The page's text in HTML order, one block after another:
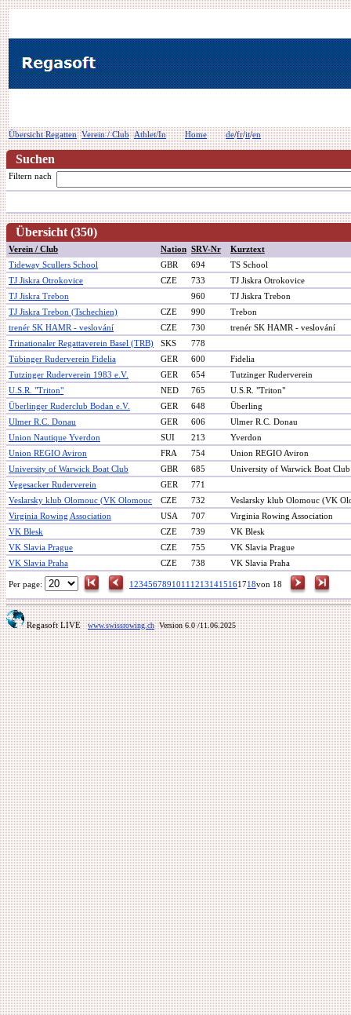
Übersicht Regatten Verein / Club Athlet/In Home de/fr/it/en
Suchen
Filtern nach
Übersicht (350)
Verein / Club Nation SRV-Nr
Kurztext
Tideway Scullers School
GBR 694
TS School
TJ Jiskra Otrokovice
CZE 733
TJ Jiskra Otrokovice
TJ Jiskra Trebon
960
TJ Jiskra Trebon
TJ Jiskra Trebon (Tschechien)
CZE 990
Trebon
trenér SK HAMR - veslování
CZE 730
trenér SK HAMR - veslování
Trinationaler Regattaverein Basel (TRB)
SKS
778
Tübinger Ruderverein Fidelia
GER 600
Fidelia
Tutzinger Ruderverein 1983 e.V.
GER 654
Tutzinger Ruderverein
U.S.R. "Triton"
NED 765
U.S.R. "Triton"
Überlinger Ruderclub Bodan e.V.
GER 648
Überling
Ulmer R.C. Donau
GER 606
Ulmer R.C. Donau
Union Nautique Yverdon
SUI 213
Yverdon
Union REGIO Aviron
FRA 754
Union REGIO Aviron
University of Warwick Boat Club
GBR 685
University of Warwick Boat
Vegesacker Ruderverein
GER
771
Veslarsky klub Olomouc (VK Olomouc
CZE 732
Veslarsky klub Olomouc (VK
Virginia Rowing Association
USA 707
Virginia Rowing Association
VK Blesk
CZE 739
VK Blesk
VK Slavia Prague
CZE 755
VK Slavia Prague
VK Slavia Praha
CZE 738 VK Slavia Praha
Per page: 1234567891011 12131415161718von 18
Regasoft LIVE www.swissrowing.chVersion 6.0/11.06.2025